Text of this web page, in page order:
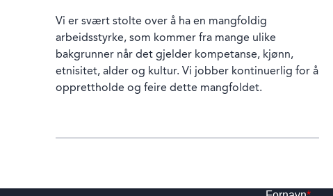
Vi er svært stolte over å ha en mangfoldig
arbeidsstyrke, som kommer fra mange ulike
bakgrunner når det gjelder kompetanse, kjønn,
etnisitet, alder og kultur. Vi jobber kontinuerlig for å
opprettholde og feire dette mangfoldet.